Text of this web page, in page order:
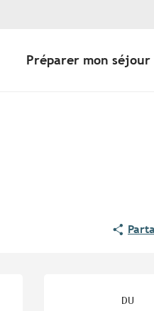
Préparer mon séjour
DU